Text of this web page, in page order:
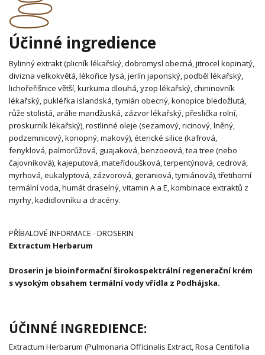
Účinné ingredience
Bylinný extrakt (plicník lékařský, dobromysl obecná, jitrocel kopinatý,
divizna velkokvětá, lékořice lysá, jerlín japonský, podběl lékařský,
lichořeřišnice větší, kurkuma dlouhá, yzop lékařský, chininovník
lékařský, pukléřka islandská, tymián obecný, konopice bledožlutá,
růže stolistá, arálie mandžuská, zázvor lékařský, přeslička rolní,
proskurník lékařský), rostlinné oleje (sezamový, ricinový, lněný,
podzemnicový, konopný, makový), éterické silice (kafrová,
fenyklová, palmorůžová, guajaková, benzoeová, tea tree (nebo
čajovníková), kajeputová, mateřídoušková, terpentýnová, cedrová,
myrhová, eukalyptová, zázvorová, geraniová, tymiánová), třetihorní
termální voda, humát draselný, vitamin A a E, kombinace extraktů z
myrhy, kadidlovníku a dracény.
PŘÍBALOVÉ INFORMACE - DROSERIN
Extractum Herbarum
Droserin je bioinformační širokospektrální regenerační krém
s vysokým obsahem termální vody vřídla z Podhájska.
ÚČINNÉ INGREDIENCE:
Extractum Herbarum (Pulmonaria Officinalis Extract, Rosa Centifolia